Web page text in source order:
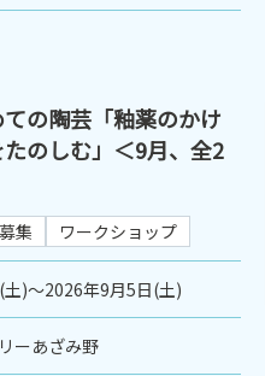
ての陶芸「釉薬のかけ
のしむ」＜9月、全2
募集 ワークショップ
)～2026年9月5日(土)
ーあざみ野